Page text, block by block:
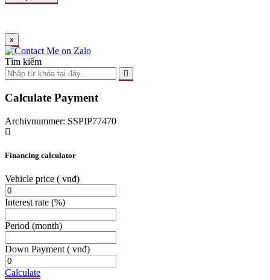
x
Tìm kiếm
Calculate Payment
Archivnummer: SSPIP77470
Financing calculator
Vehicle price ( vnđ)
Interest rate (%)
Period (month)
Down Payment ( vnđ)
Calculate